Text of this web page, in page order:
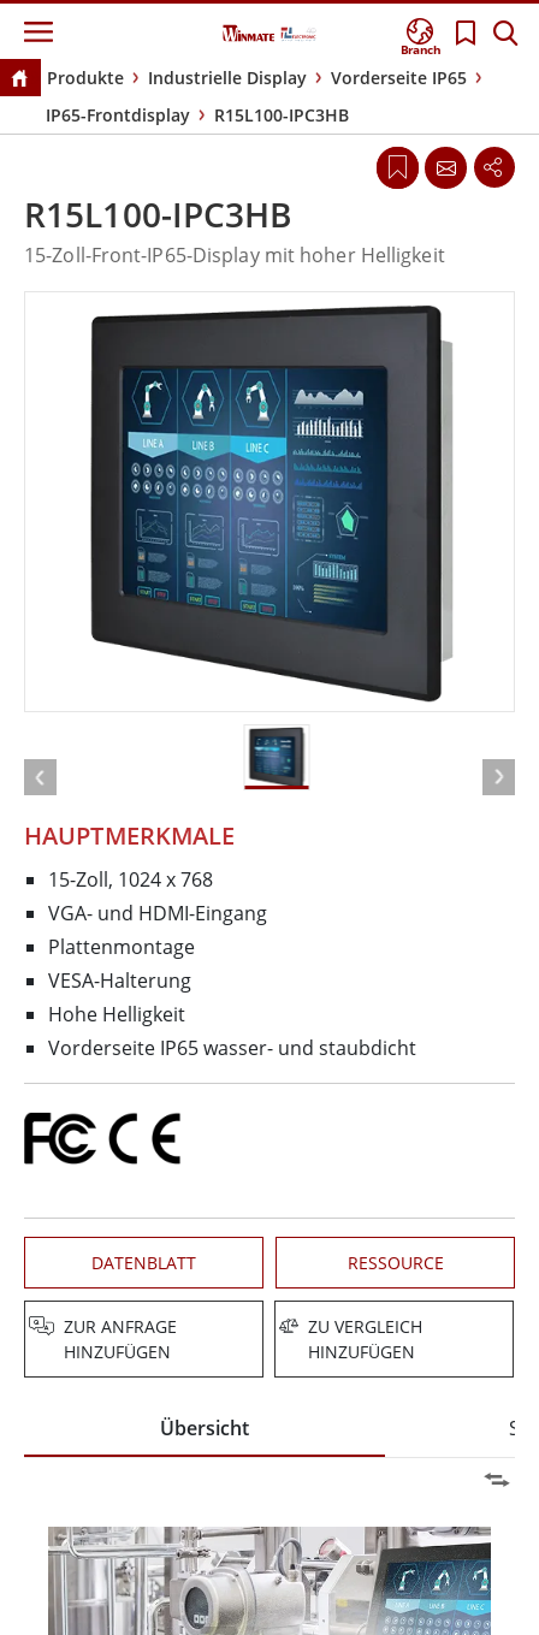
Branch
Produkte Industrielle Display
Vorderseite IP65
IP65-Frontdisplay
R15L100-IPC3HB
HAUPTMERKMALE
15-Zoll, 1024 x 768
VGA- und HDMI-Eingang
Plattenmontage
VESA-Halterung
Hohe Helligkeit
Vorderseite IP65 wasser- und staubdicht
DATENBLATT RESSOURCE
ZUR ANFRAGE
HINZUFÜGEN
ZU VERGLEICH
HINZUFÜGEN
R15L100-IPC3HB
15-Zoll-Front-IP65-Display mit hoher Helligkeit
Übersicht